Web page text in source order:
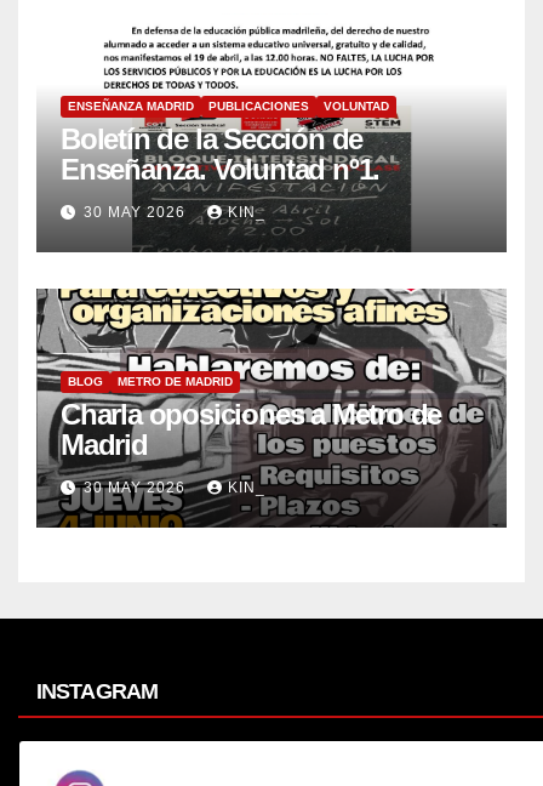
ENSEÑANZA MADRID PUBLICACIONES VOLUNTAD
Boletín de la Sección de
Enseñanza. Voluntad nº1.
30 MAY 2026 KIN_
BLOG METRO DE MADRID
Charla oposiciones a Metro de
Madrid
30 MAY 2026 KIN_
INSTAGRAM